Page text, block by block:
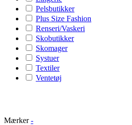
Pelsbutikker
Plus Size Fashion
Renseri/Vaskeri
Skobutikker
Skomager
Systuer
Textiler
Ventetøj
Mærker -